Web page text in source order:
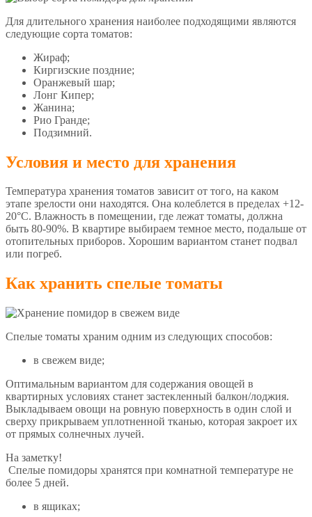
Для длительного хранения наиболее подходящими являются
следующие сорта томатов:
Жираф;
Киргизские поздние;
Оранжевый шар;
Лонг Кипер;
Жанина;
Рио Гранде;
Подзимний.
Условия и место для хранения
Температура хранения томатов зависит от того, на каком
этапе зрелости они находятся. Она колеблется в пределах +12-
20°С. Влажность в помещении, где лежат томаты, должна
быть 80-90%. В квартире выбираем темное место, подальше от
отопительных приборов. Хорошим вариантом станет подвал
или погреб.
Как хранить спелые томаты
Спелые томаты храним одним из следующих способов:
в свежем виде;
Оптимальным вариантом для содержания овощей в
квартирных условиях станет застекленный балкон/лоджия.
Выкладываем овощи на ровную поверхность в один слой и
сверху прикрываем уплотненной тканью, которая закроет их
от прямых солнечных лучей.
На заметку!
Спелые помидоры хранятся при комнатной температуре не
более 5 дней.
в ящиках;